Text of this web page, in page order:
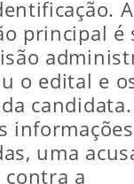
A
principal é
o edital e
informações
uma
a